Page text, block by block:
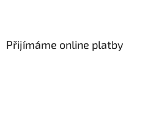
Přijímáme online platby